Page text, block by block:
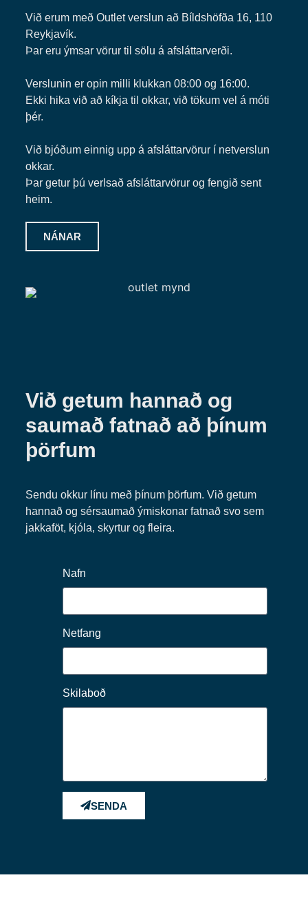
Við erum með Outlet verslun að Bíldshöfða 16, 110
Reykjavík.
Þar eru ýmsar vörur til sölu á afsláttarverði.
Verslunin er opin milli klukkan 08:00 og 16:00.
Ekki hika við að kíkja til okkar, við tökum vel á móti
þér.
Við bjóðum einnig upp á afsláttarvörur í netverslun
okkar.
Þar getur þú verlsað afsláttarvörur og fengið sent
heim.
NÁNAR
Við getum hannað og
saumað fatnað að þínum
þörfum
Sendu okkur línu með þínum þörfum. Við getum
hannað og sérsaumað ýmiskonar fatnað svo sem
jakkaföt, kjóla, skyrtur og fleira.
Nafn
Netfang
Skilaboð
SENDA